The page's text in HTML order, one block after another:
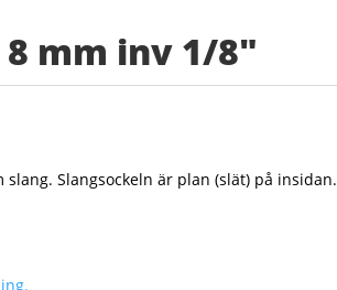
mm inv 1/8″
slang. Slangsockeln är plan (slät) på insidan.